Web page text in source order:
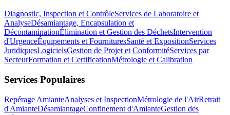
Diagnostic, Inspection et ContrôleServices de Laboratoire et
AnalyseDésamiantage, Encapsulation et
DécontaminationÉlimination et Gestion des DéchetsIntervention
d'UrgenceÉquipements et FournituresSanté et ExpositionServices
JuridiquesLogicielsGestion de Projet et ConformitéServices par
SecteurFormation et CertificationMétrologie et Calibration
Services Populaires
Repérage AmianteAnalyses et InspectionMétrologie de l'AirRetrait
d'AmianteDésamiantageConfinement d'AmianteGestion des